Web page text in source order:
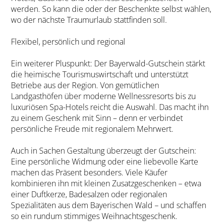
werden. So kann die oder der Beschenkte selbst wählen,
wo der nächste Traumurlaub stattfinden soll.
Flexibel, persönlich und regional
Ein weiterer Pluspunkt: Der Bayerwald-Gutschein stärkt
die heimische Tourismuswirtschaft und unterstützt
Betriebe aus der Region. Von gemütlichen
Landgasthöfen über moderne Wellnessresorts bis zu
luxuriösen Spa-Hotels reicht die Auswahl. Das macht ihn
zu einem Geschenk mit Sinn – denn er verbindet
persönliche Freude mit regionalem Mehrwert.
Auch in Sachen Gestaltung überzeugt der Gutschein:
Eine persönliche Widmung oder eine liebevolle Karte
machen das Präsent besonders. Viele Käufer
kombinieren ihn mit kleinen Zusatzgeschenken – etwa
einer Duftkerze, Badesalzen oder regionalen
Spezialitäten aus dem Bayerischen Wald – und schaffen
so ein rundum stimmiges Weihnachtsgeschenk.